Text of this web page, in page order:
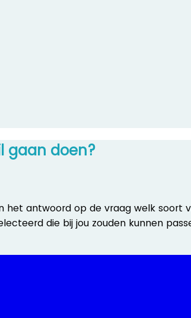
gaan doen?
antwoord op de vraag welk soort
die bij jou zouden kunnen